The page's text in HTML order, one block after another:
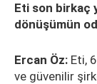
Eti son birkaç
dönüşümün
Ercan Öz: Eti,
ve güvenilir